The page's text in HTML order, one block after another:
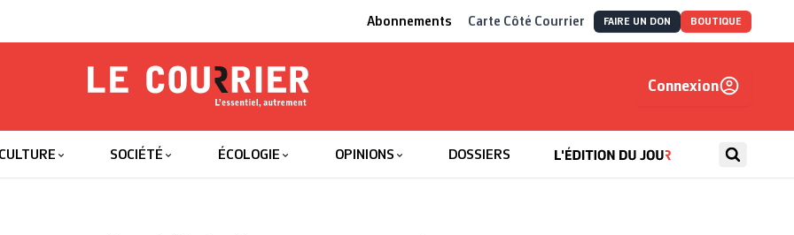
Abonnements Carte Côté Courrier FAIRE UN DON BOUTIQUE
Le Courrier
Connexion
CULTURE SOCIÉTÉ ÉCOLOGIE OPINIONS DOSSIERS